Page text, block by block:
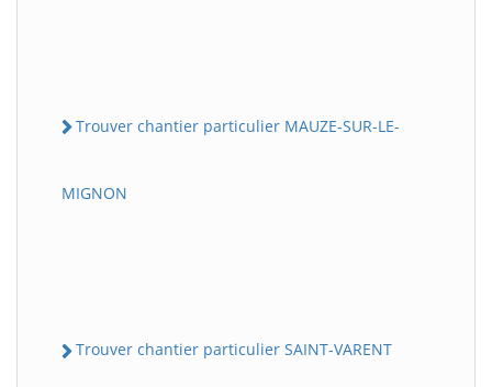
Trouver chantier particulier MAUZE-SUR-LE-
MIGNON
Trouver chantier particulier SAINT-VARENT